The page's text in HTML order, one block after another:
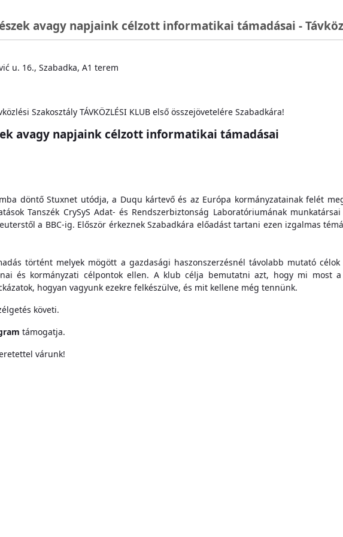
avagy napjaink célzott informatikai támadásai -
u. 16., Szabadka, A1 terem
Szakosztály TÁVKÖZLÉSI KLUB első összejövetelére Szabadkára!
avagy napjaink célzott informatikai támadásai
döntő Stuxnet utódja, a Duqu kártevő és az Európa kormányzatainak felét
Tanszék CrySyS Adat- és Rendszerbiztonság Laboratóriumának
a BBC-ig. Először érkeznek Szabadkára előadást tartani ezen izgalmas
történt melyek mögött a gazdasági haszonszerzésnél távolabb mutató
és kormányzati célpontok ellen. A klub célja bemutatni azt, hogy mi most
hogyan vagyunk ezekre felkészülve, és mit kellene még tennünk.
követi.
támogatja.
várunk!